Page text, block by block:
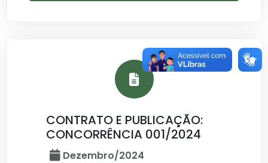
CONTRATO E PUBLICAÇÃO:
CONCORRÊNCIA 001/2024
Dezembro/2024